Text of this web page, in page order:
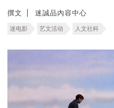
撰文 迷誠品內容中心
迷电影 艺文活动 人文社科